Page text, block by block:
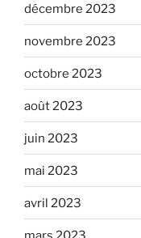
décembre 2023
novembre 2023
octobre 2023
août 2023
juin 2023
mai 2023
avril 2023